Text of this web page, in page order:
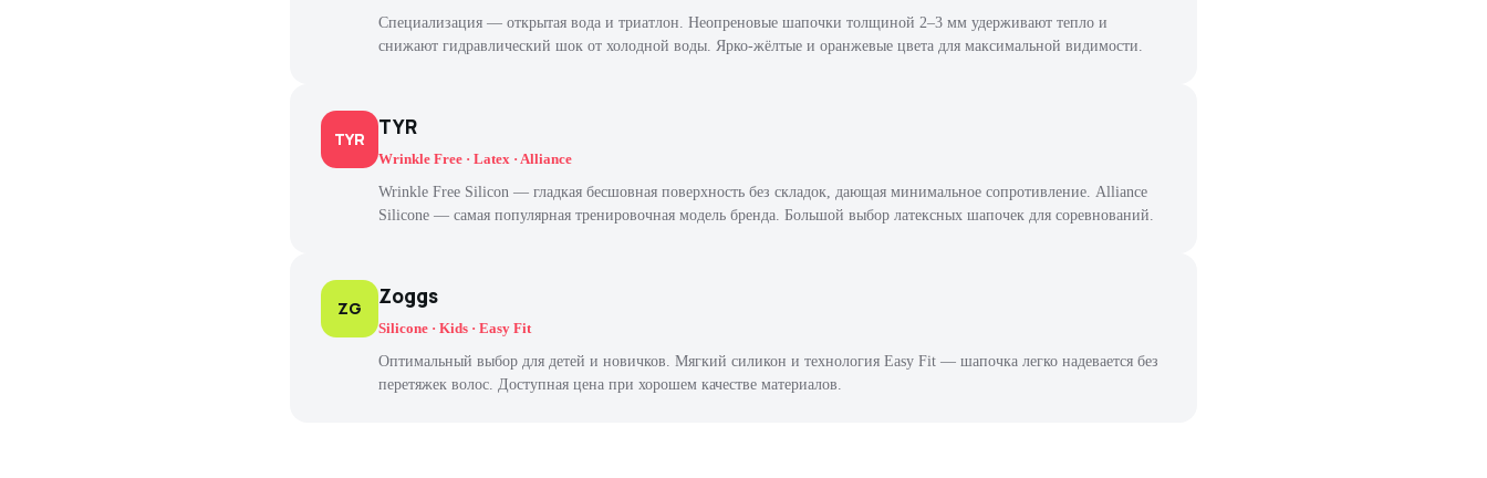
Специализация — открытая вода и триатлон. Неопреновые шапочки толщиной 2–3 мм удерживают тепло и
снижают гидравлический шок от холодной воды. Ярко-жёлтые и оранжевые цвета для максимальной видимости.
TYR TYR
Wrinkle Free · Latex · Alliance
Wrinkle Free Silicon — гладкая бесшовная поверхность без складок, дающая минимальное сопротивление. Alliance
Silicone — самая популярная тренировочная модель бренда. Большой выбор латексных шапочек для соревнований.
ZG Zoggs
Silicone · Kids · Easy Fit
Оптимальный выбор для детей и новичков. Мягкий силикон и технология Easy Fit — шапочка легко надевается без
перетяжек волос. Доступная цена при хорошем качестве материалов.